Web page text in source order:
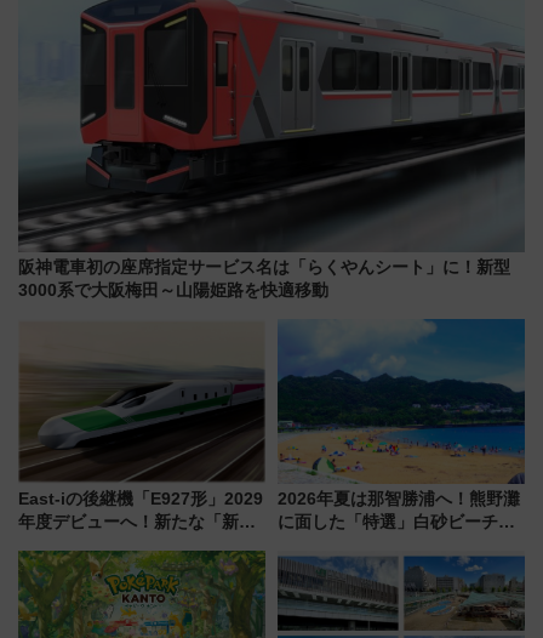
阪神電車初の座席指定サービス名は「らくやんシート」に！新型
3000系で大阪梅田～山陽姫路を快適移動
East-iの後継機「E927形」2029
年度デビューへ！新たな「新幹
説【JR東日本】
2026年夏は那智勝浦へ！熊野灘
に面した「特選」白砂ビーチは
会」は8月11日開催！